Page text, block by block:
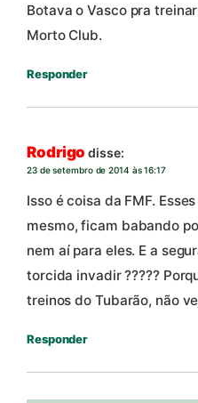
Botava o Vasco pra
Morto Club.
Responder
Rodrigo disse:
23 de setembro de 2014 às 16:17
Isso é coisa da FMF.
mesmo, ficam babando
nem aí para eles. E a
torcida invadir ?????
treinos do Tubarão, não
Responder